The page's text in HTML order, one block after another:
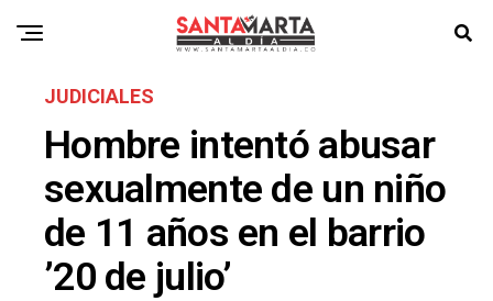
JUDICIALES
Hombre intentó abusar
sexualmente de un niño
de 11 años en el barrio
’20 de julio’